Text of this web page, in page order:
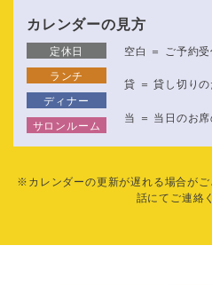
カレンダーの見方
定休日
ランチ
ディナー
サロンルーム
空白 ＝ ご予約
貸 ＝ 貸し切り
当 ＝ 当日のお
※カレンダーの更新が遅れる場合が
話にてご連絡